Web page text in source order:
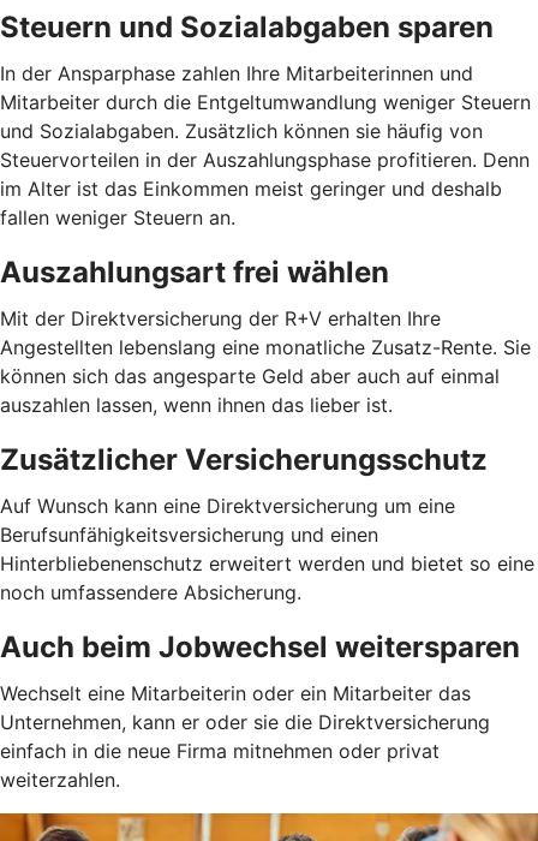
Steuern und Sozialabgaben sparen
In der Ansparphase zahlen Ihre Mitarbeiterinnen und
Mitarbeiter durch die Entgeltumwandlung weniger Steuern
und Sozialabgaben. Zusätzlich können sie häufig von
Steuervorteilen in der Auszahlungsphase profitieren. Denn
im Alter ist das Einkommen meist geringer und deshalb
fallen weniger Steuern an.
Auszahlungsart frei wählen
Mit der Direktversicherung der R+V erhalten Ihre
Angestellten lebenslang eine monatliche Zusatz-Rente. Sie
können sich das angesparte Geld aber auch auf einmal
auszahlen lassen, wenn ihnen das lieber ist.
Zusätzlicher Versicherungsschutz
Auf Wunsch kann eine Direktversicherung um eine
Berufsunfähigkeitsversicherung und einen
Hinterbliebenenschutz erweitert werden und bietet so eine
noch umfassendere Absicherung.
Auch beim Jobwechsel weitersparen
Wechselt eine Mitarbeiterin oder ein Mitarbeiter das
Unternehmen, kann er oder sie die Direktversicherung
einfach in die neue Firma mitnehmen oder privat
weiterzahlen.